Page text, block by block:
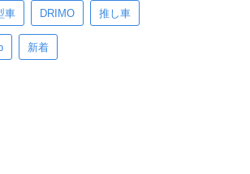
車 DRIMO 推し車
新着